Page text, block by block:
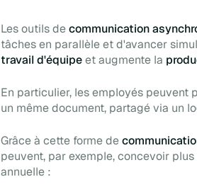
Les outils decommunication
tâches en parallèle et d'avancer
travail d'équipeet augmente la
En particulier, les employés peuvent
un même document, partagévia un
Grâce à cette forme de
peuvent, par exemple, concevoir
annuelle :